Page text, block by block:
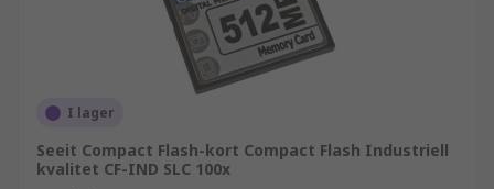
I lager
Seeit Compact Flash-kort Compact Flash Industriell
kvalitet CF-IND SLC 100x